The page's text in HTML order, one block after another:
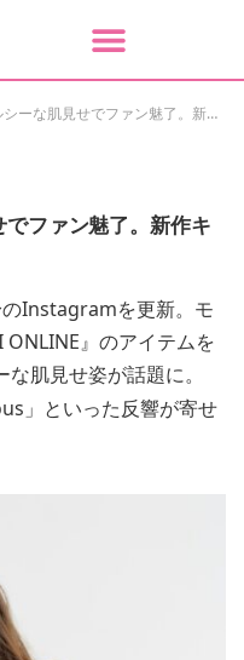
せでファン魅了。新作キャミを美しく着こなし
ファン魅了。新作キ
Instagramを更新。モ
ONLINE』のアイテムを
肌見せ姿が話題に。
」といった反響が寄せ